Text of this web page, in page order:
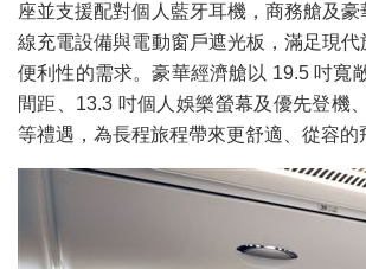
座並支援配對個人藍牙耳機，商務艙及
線充電設備與電動窗戶遮光板，滿足現
便利性的需求。豪華經濟艙以 19.5 吋寬
間距、13.3 吋個人娛樂螢幕及優先登機
等禮遇，為長程旅程帶來更舒適、從容的